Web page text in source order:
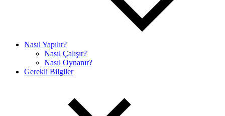
Nasıl Yapılır?
Nasıl Çalışır?
Nasıl Oynanır?
Gerekli Bilgiler